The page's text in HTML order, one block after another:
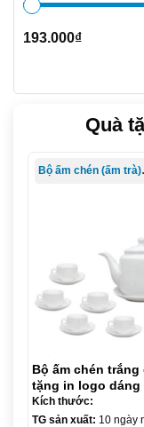
193.000₫
Quà
Bộ
Bộ ấm chén trắng
tặng in logo dáng
thẳng 500ml KQ-
Kích thước:
TG sản xuất: 10 ngày